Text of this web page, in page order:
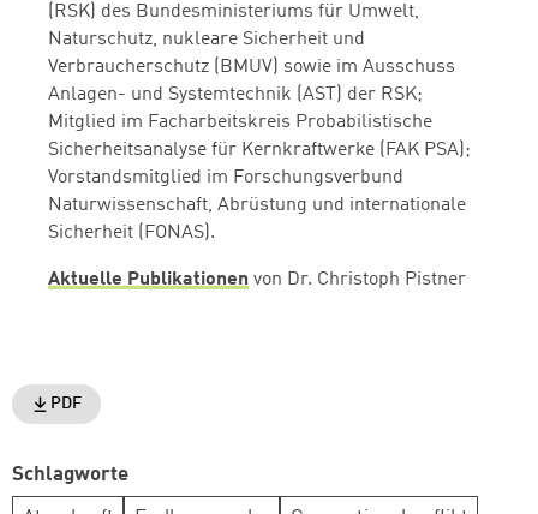
(RSK) des Bundesministeriums für Umwelt,
Naturschutz, nukleare Sicherheit und
Verbraucherschutz (BMUV) sowie im Ausschuss
Anlagen- und Systemtechnik (AST) der RSK;
Mitglied im Facharbeitskreis Probabilistische
Sicherheitsanalyse für Kernkraftwerke (FAK PSA);
Vorstandsmitglied im Forschungsverbund
Naturwissenschaft, Abrüstung und internationale
Sicherheit (FONAS).
Aktuelle Publikationen von Dr. Christoph Pistner
PDF
Schlagworte